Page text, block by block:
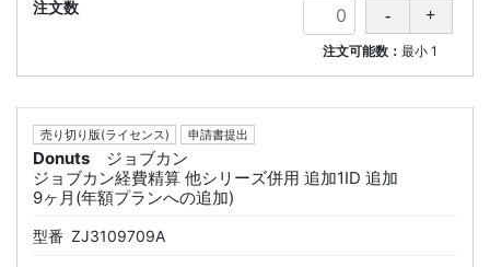
注文可能数：最小 1
売り切り版(ライセンス) 申請書提出
Donuts
ジョブカン
ジョブカン経費精算 他シリーズ併用 追加1ID 追加
9ヶ月(年額プランへの追加)
型番 ZJ3109709A